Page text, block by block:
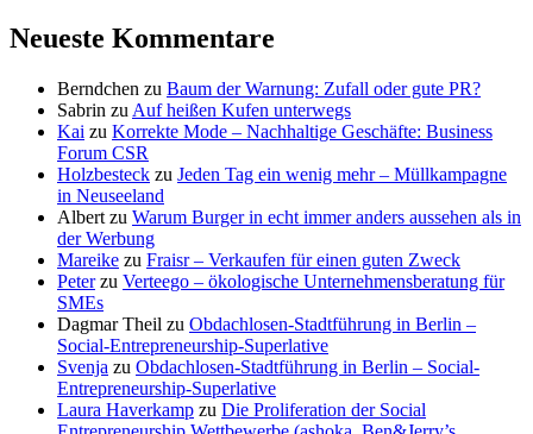
Neueste Kommentare
Berndchen zu Baum der Warnung: Zufall oder gute PR?
Sabrin zu Auf heißen Kufen unterwegs
Kai zu Korrekte Mode – Nachhaltige Geschäfte: Business
Forum CSR
Holzbesteck zu Jeden Tag ein wenig mehr – Müllkampagne
in Neuseeland
Albert zu Warum Burger in echt immer anders aussehen als in
der Werbung
Mareike zu Fraisr – Verkaufen für einen guten Zweck
Peterzu Verteego – ökologische Unternehmensberatung für
SMEs
Dagmar Theil zu Obdachlosen-Stadtführung in Berlin –
Social-Entrepreneurship-Superlative
Svenja zu Obdachlosen-Stadtführung in Berlin – Social-
Entrepreneurship-Superlative
Laura Haverkamp zu Die Proliferation der Social